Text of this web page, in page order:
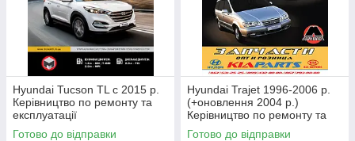
Hyundai Tucson TL c 2015 р.
Керівництво по ремонту та
експлуатації
Готово до відправки
Hyundai Trajet 1996-2006 р.
(+оновлення 2004 р.)
Керівництво по ремонту та
експлуатації
Готово до відправки